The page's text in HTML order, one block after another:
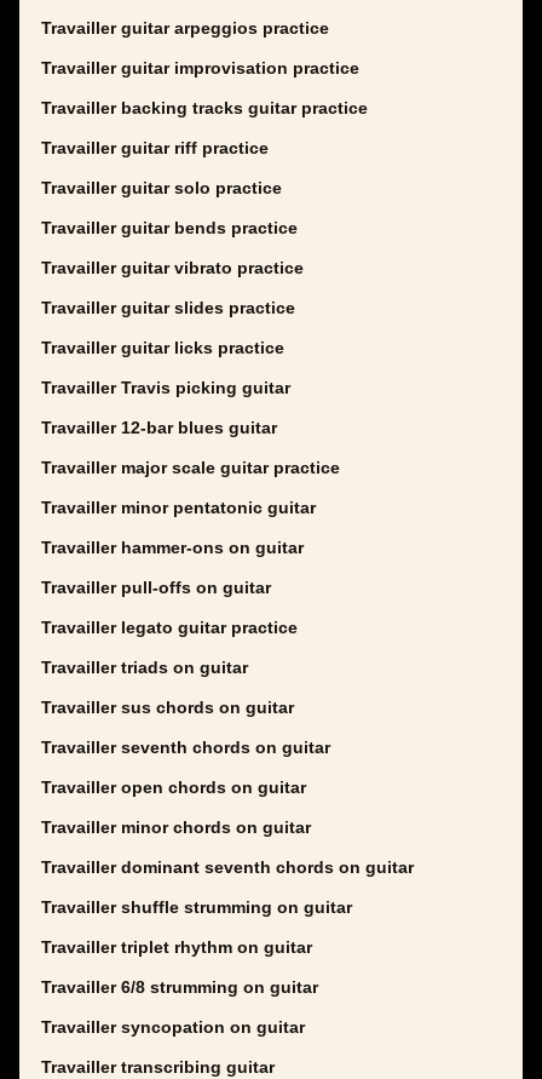
Travailler guitar arpeggios practice
Travailler guitar improvisation practice
Travailler backing tracks guitar practice
Travailler guitar riff practice
Travailler guitar solo practice
Travailler guitar bends practice
Travailler guitar vibrato practice
Travailler guitar slides practice
Travailler guitar licks practice
Travailler Travis picking guitar
Travailler 12-bar blues guitar
Travailler major scale guitar practice
Travailler minor pentatonic guitar
Travailler hammer-ons on guitar
Travailler pull-offs on guitar
Travailler legato guitar practice
Travailler triads on guitar
Travailler sus chords on guitar
Travailler seventh chords on guitar
Travailler open chords on guitar
Travailler minor chords on guitar
Travailler dominant seventh chords on guitar
Travailler shuffle strumming on guitar
Travailler triplet rhythm on guitar
Travailler 6/8 strumming on guitar
Travailler syncopation on guitar
Travailler transcribing guitar